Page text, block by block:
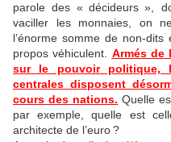
parole des « décideurs »,
vaciller les monnaies, on
l’énorme somme de non-
propos véhiculent. Armés de
sur le pouvoir politique,
centrales disposent
cours des nations. Quelle
par exemple, quelle est
architecte de l’euro?